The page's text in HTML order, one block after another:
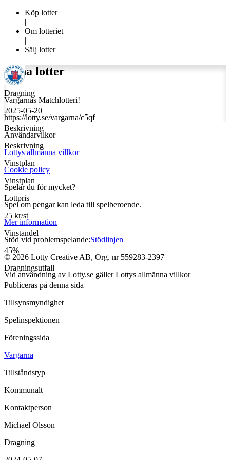
Köp lotter
|
Om lotteriet
|
Sälj lotter
Mina lotter
Dragning
2025-05-20
Beskrivning
Beskrivning
Vinstplan
Vinstplan
Lottpris
25 kr/st
Vinstandel
45%
Dragningsutfall
Publiceras på denna sida
Tillsynsmyndighet
Spelinspektionen
Föreningssida
Vargarna
Tillståndstyp
Kommunalt
Kontaktperson
Michael Olsson
Dragning
Vargarnas Matchlotteri!
https://lotty.se/vargarna/c5qf
Användarvilkor
Lottys allmänna villkor
Cookie policy
Spelar du för mycket?
Spel om pengar kan leda till spelberoende.
Mer information
Stöd vid problemspelande:Stödlinjen
© 2026 Lotty Creative AB, Org. nr 559283-2397
Vid användning av Lotty.se gäller Lottys allmänna villkor